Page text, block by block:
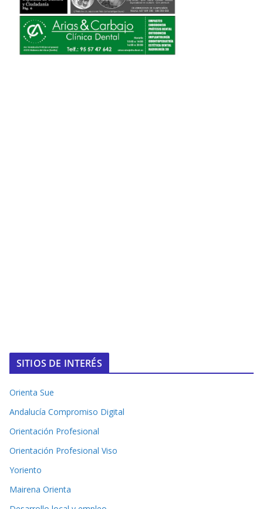
SITIOS DE INTERÉS
Orienta Sue
Andalucía Compromiso Digital
Orientación Profesional
Orientación Profesional Viso
Yoriento
Mairena Orienta